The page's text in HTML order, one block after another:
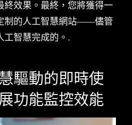
終效果。最終，您將獲得一
制的人工智慧網站——儘管
工智慧完成的。.
驅動的即時使
功能監控效能